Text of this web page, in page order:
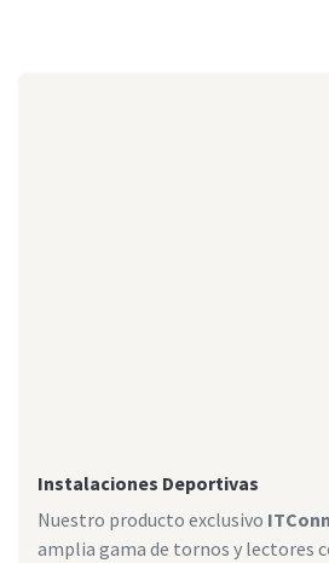
Instalaciones Deportivas
Nuestro producto exclusivo
amplia gama de tornos y lectores